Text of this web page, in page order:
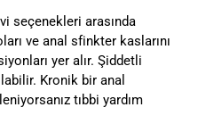
seçenekleri arasında
ve anal sfinkter kaslarını
yer alır. Şiddetli
Kronik bir anal
tıbbi yardım